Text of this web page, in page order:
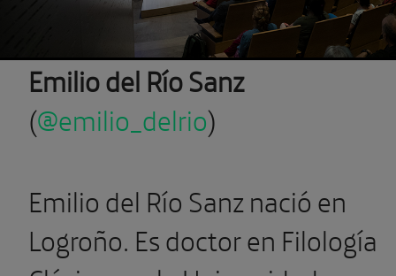
Emilio del Río Sanz
(@emilio_delrio)
Emilio del Río Sanz nació en
Logroño. Es doctor en Filología